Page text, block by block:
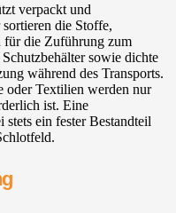
verpackt und
die Stoffe,
für die Zuführung zum
sowie dichte
während des Transports.
oder Textilien werden nur
ist. Eine
stets ein fester Bestandteil